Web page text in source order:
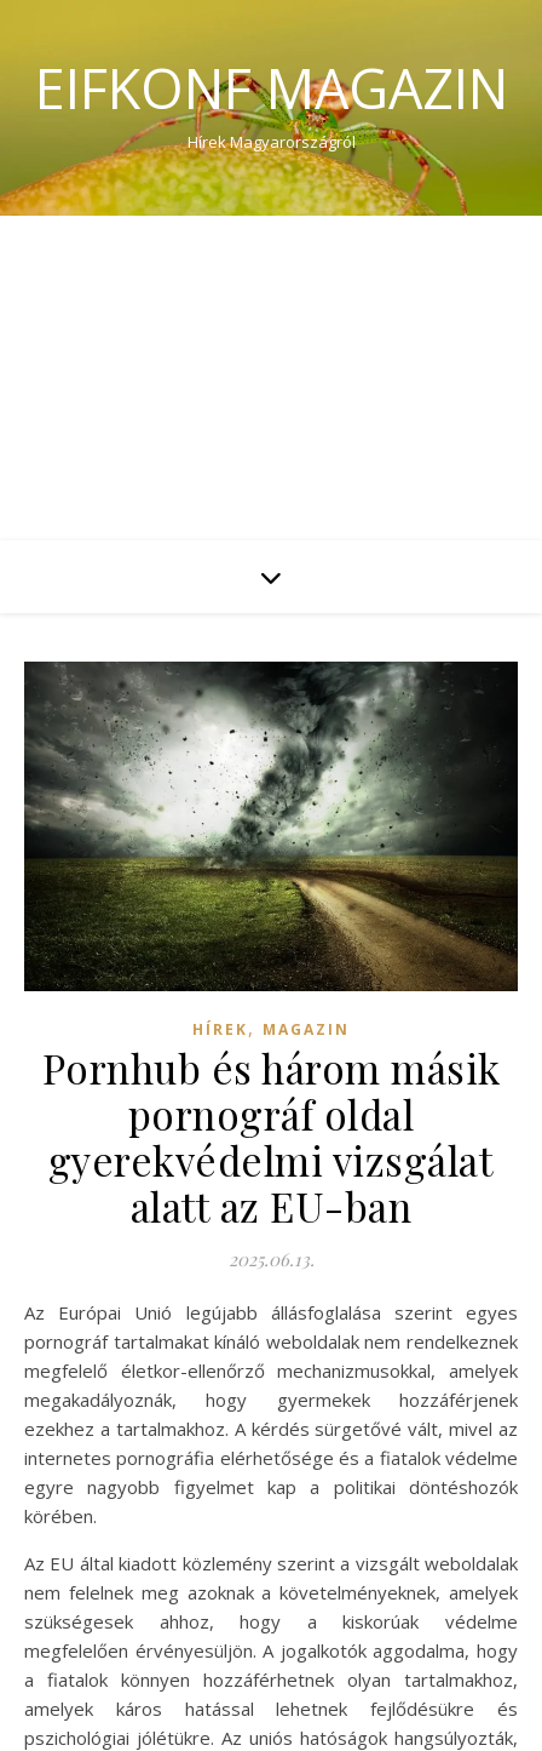
EIFKONF MAGAZIN
Hírek Magyarországról
HÍREK, MAGAZIN
Pornhub és három másik
pornográf oldal
gyerekvédelmi vizsgálat
alatt az EU-ban
2025.06.13.
Az Európai Unió legújabb állásfoglalása szerint egyes
pornográf tartalmakat kínáló weboldalak nem rendelkeznek
megfelelő életkor-ellenőrző mechanizmusokkal, amelyek
megakadályoznák, hogy gyermekek hozzáférjenek
ezekhez a tartalmakhoz. A kérdés sürgetővé vált, mivel az
internetes pornográfia elérhetősége és a fiatalok védelme
egyre nagyobb figyelmet kap a politikai döntéshozók
körében.
Az EU által kiadott közlemény szerint a vizsgált weboldalak
nem felelnek meg azoknak a követelményeknek, amelyek
szükségesek ahhoz, hogy a kiskorúak védelme
megfelelően érvényesüljön. A jogalkotók aggodalma, hogy
a fiatalok könnyen hozzáférhetnek olyan tartalmakhoz,
amelyek káros hatással lehetnek fejlődésükre és
pszichológiai jólétükre. Az uniós hatóságok hangsúlyozták,